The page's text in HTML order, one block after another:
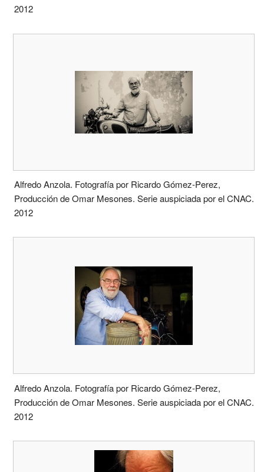
2012
Alfredo Anzola. Fotografía por Ricardo Gómez-Perez,
Producción de Omar Mesones. Serie auspiciada por el CNAC.
2012
Alfredo Anzola. Fotografía por Ricardo Gómez-Perez,
Producción de Omar Mesones. Serie auspiciada por el CNAC.
2012